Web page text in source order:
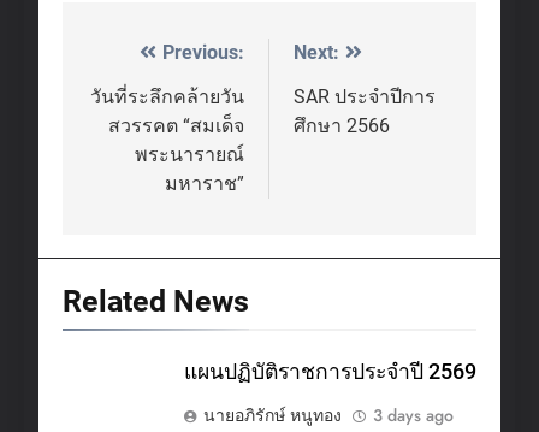
Post
navigation
Previous:
วันที่ระลึกคล้ายวัน
สวรรคต “สมเด็จ
พระนารายณ์
มหาราช”
Next:
SAR ประจำปีการ
ศึกษา 2566
Related News
แผนปฏิบัติราชการประจำปี 2569
นายอภิรักษ์ หนูทอง
3 days ago